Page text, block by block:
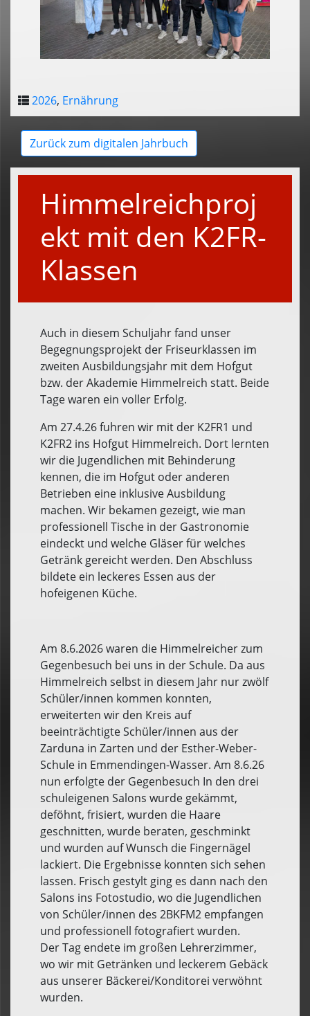
2026, Ernährung
Zurück zum digitalen Jahrbuch
Himmelreichproj
ekt mit den K2FR-
Klassen
Auch in diesem Schuljahr fand unser
Begegnungsprojekt der Friseurklassen im
zweiten Ausbildungsjahr mit dem Hofgut
bzw. der Akademie Himmelreich statt. Beide
Tage waren ein voller Erfolg.
Am 27.4.26 fuhren wir mit der K2FR1 und
K2FR2 ins Hofgut Himmelreich. Dort lernten
wir die Jugendlichen mit Behinderung
kennen, die im Hofgut oder anderen
Betrieben eine inklusive Ausbildung
machen. Wir bekamen gezeigt, wie man
professionell Tische in der Gastronomie
eindeckt und welche Gläser für welches
Getränk gereicht werden. Den Abschluss
bildete ein leckeres Essen aus der
hofeigenen Küche.
Am 8.6.2026 waren die Himmelreicher zum
Gegenbesuch bei uns in der Schule. Da aus
Himmelreich selbst in diesem Jahr nur zwölf
Schüler/innen kommen konnten,
erweiterten wir den Kreis auf
beeinträchtigte Schüler/innen aus der
Zarduna in Zarten und der Esther-Weber-
Schule in Emmendingen-Wasser. Am 8.6.26
nun erfolgte der Gegenbesuch In den drei
schuleigenen Salons wurde gekämmt,
deföhnt, frisiert, wurden die Haare
geschnitten, wurde beraten, geschminkt
und wurden auf Wunsch die Fingernägel
lackiert. Die Ergebnisse konnten sich sehen
lassen. Frisch gestylt ging es dann nach den
Salons ins Fotostudio, wo die Jugendlichen
von Schüler/innen des 2BKFM2 empfangen
und professionell fotografiert wurden.
Der Tag endete im großen Lehrerzimmer,
wo wir mit Getränken und leckerem Gebäck
aus unserer Bäckerei/Konditorei verwöhnt
wurden.